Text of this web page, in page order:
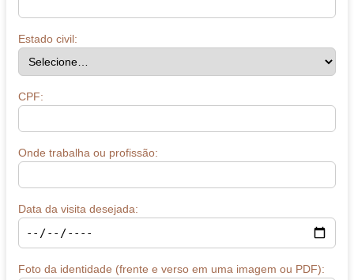
Estado civil:
CPF:
Onde trabalha ou profissão:
Data da visita desejada:
Foto da identidade (frente e verso em uma imagem ou PDF):